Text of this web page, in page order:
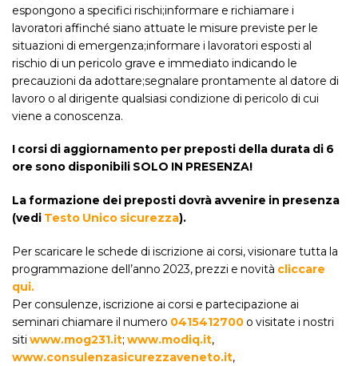
espongono a specifici rischi;informare e richiamare i
lavoratori affinché siano attuate le misure previste per le
situazioni di emergenza;informare i lavoratori esposti al
rischio di un pericolo grave e immediato indicando le
precauzioni da adottare;segnalare prontamente al datore di
lavoro o al dirigente qualsiasi condizione di pericolo di cui
viene a conoscenza.
I corsi di aggiornamento per preposti della durata di 6
ore sono disponibili SOLO IN PRESENZA!
La formazione dei preposti dovrà avvenire in presenza
(vedi Testo Unico sicurezza).
Per scaricare le schede di iscrizione ai corsi, visionare tutta la
programmazione dell’anno 2023, prezzi e novità cliccare
qui.
Per consulenze, iscrizione ai corsi e partecipazione ai
seminari chiamare il numero 0415412700 o visitate i nostri
siti www.mog231.it; www.modiq.it,
www.consulenzasicurezzaveneto.it,